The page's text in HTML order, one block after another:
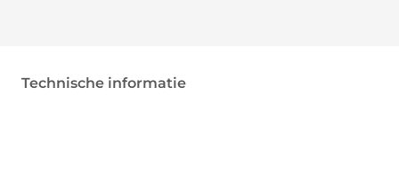
Technische informatie